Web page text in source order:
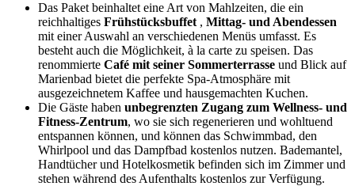
Das Paket beinhaltet eine Art von Mahlzeiten, die ein
reichhaltiges Frühstücksbuffet , Mittag- und Abendessen
mit einer Auswahl an verschiedenen Menüs umfasst. Es
besteht auch die Möglichkeit, à la carte zu speisen. Das
renommierte Café mit seiner Sommerterrasse und Blick auf
Marienbad bietet die perfekte Spa-Atmosphäre mit
ausgezeichnetem Kaffee und hausgemachten Kuchen.
Die Gäste haben unbegrenzten Zugang zum Wellness- und
Fitness-Zentrum, wo sie sich regenerieren und wohltuend
entspannen können, und können das Schwimmbad, den
Whirlpool und das Dampfbad kostenlos nutzen. Bademantel,
Handtücher und Hotelkosmetik befinden sich im Zimmer und
stehen während des Aufenthalts kostenlos zur Verfügung.